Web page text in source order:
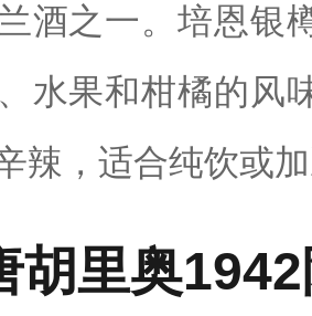
酒之一。培恩银
水果和柑橘的风
辣，适合纯饮或
胡里奥